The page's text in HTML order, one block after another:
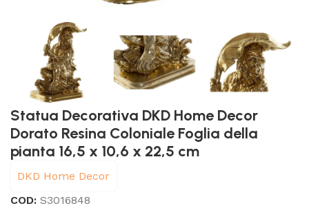
Statua Decorativa DKD Home Decor
Dorato Resina Coloniale Foglia della
pianta 16,5 x 10,6 x 22,5 cm
DKD Home Decor
COD:S3016848